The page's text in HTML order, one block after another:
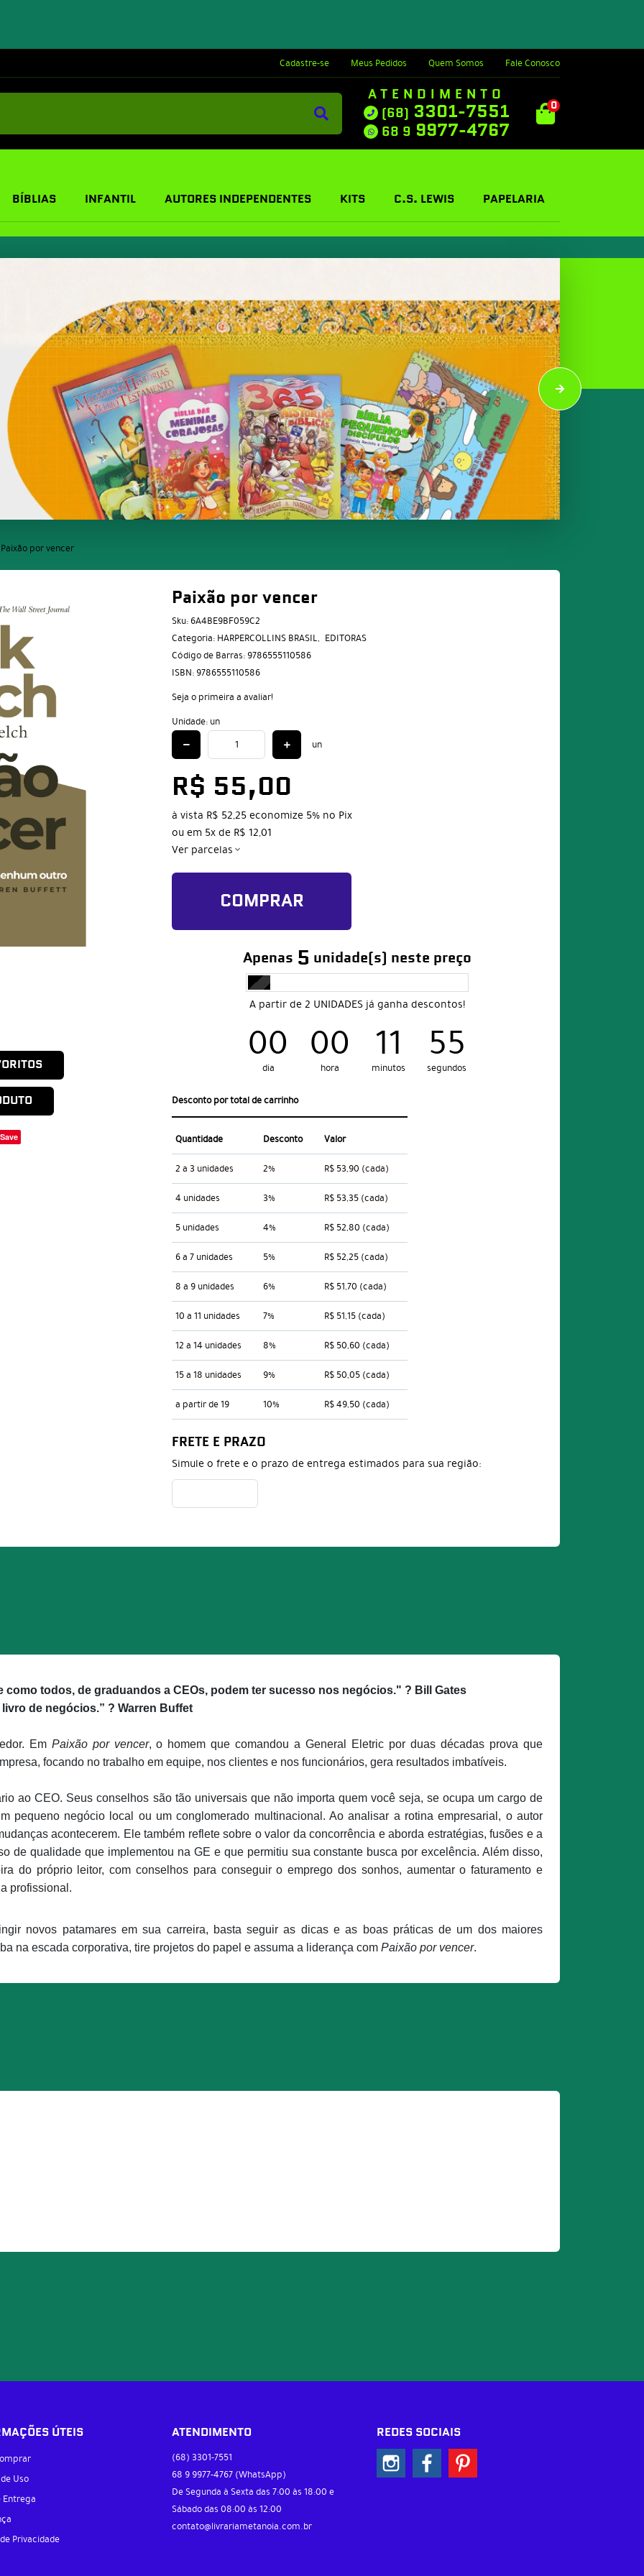
Cadastre-se Meus Pedidos Quem Somos Fale Conosco
ATENDIMENTO
(68) 3301-7551
68 9 9977-4767
0
BÍBLIAS INFANTIL AUTORES INDEPENDENTES KITS C.S. LEWIS PAPELARIA
Paixão por vencer
Save
Paixão por vencer
Sku: 6A4BE9BF059C2
Categoria: HARPERCOLLINS BRASIL EDITORAS
Código de Barras: 9786555110586
ISBN: 9786555110586
Seja o primeira a avaliar!
Unidade: un
un
R$ 55,00
à vista R$ 52,25economize 5% no Pix
ou em 5xde R$ 12,01
Ver parcelas
COMPRAR
Apenas 5 unidade(s) neste preço
A partir de 2 UNIDADES já ganha descontos!
00
dia 00
hora 11
minutos 54
segundos
Desconto por total de carrinho
Quantidade Desconto Valor
2 a 3 unidades 2% R$ 53,90 (cada)
4 unidades 3% R$ 53,35 (cada)
5 unidades 4% R$ 52,80 (cada)
6 a 7 unidades 5% R$ 52,25 (cada)
8 a 9 unidades 6% R$ 51,70 (cada)
10 a 11 unidades 7% R$ 51,15 (cada)
12 a 14 unidades 8% R$ 50,60 (cada)
15 a 18 unidades 9% R$ 50,05 (cada)
a partir de 19 10% R$ 49,50 (cada)
FRETE E PRAZO
Simule o frete e o prazo de entrega estimados para sua região:
todos, de graduandos a CEOs, podem ter sucesso nos negócios." ? Bill Gates
de negócios.” ? Warren Buffet
Em Paixão por vencer, o homem que comandou a General Eletric por duas décadas prova que
focando no trabalho em equipe, nos clientes e nos funcionários, gera resultados imbatíveis.
ao CEO. Seus conselhos são tão universais que não importa quem você seja, se ocupa um cargo de
pequeno negócio local ou um conglomerado multinacional. Ao analisar a rotina empresarial, o autor
acontecerem. Ele também reflete sobre o valor da concorrência e aborda estratégias, fusões e a
de qualidade que implementou na GE e que permitiu sua constante busca por excelência. Além disso,
do próprio leitor, com conselhos para conseguir o emprego dos sonhos, aumentar o faturamento e
profissional.
novos patamares em sua carreira, basta seguir as dicas e as boas práticas de um dos maiores
na escada corporativa, tire projetos do papel e assuma a liderança com Paixão por vencer.
ÚTEIS
Uso
Entrega
Privacidade
ATENDIMENTO
(68) 3301-7551
68 9 9977-4767 (WhatsApp)
De Segunda à Sexta das 7:00 às 18:00 e
Sábado das 08:00 às 12:00
contato@livrariametanoia.com.br
REDES SOCIAIS